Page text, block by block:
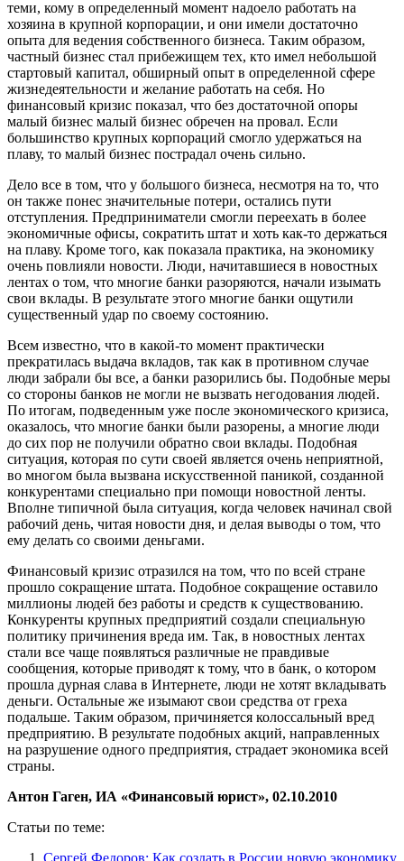
теми, кому в определенный момент надоело работать на
хозяина в крупной корпорации, и они имели достаточно
опыта для ведения собственного бизнеса. Таким образом,
частный бизнес стал прибежищем тех, кто имел небольшой
стартовый капитал, обширный опыт в определенной сфере
жизнедеятельности и желание работать на себя. Но
финансовый кризис показал, что без достаточной опоры
малый бизнес малый бизнес обречен на провал. Если
большинство крупных корпораций смогло удержаться на
плаву, то малый бизнес пострадал очень сильно.
Дело все в том, что у большого бизнеса, несмотря на то, что
он также понес значительные потери, остались пути
отступления. Предприниматели смогли переехать в более
экономичные офисы, сократить штат и хоть как-то держаться
на плаву. Кроме того, как показала практика, на экономику
очень повлияли новости. Люди, начитавшиеся в новостных
лентах о том, что многие банки разоряются, начали изымать
свои вклады. В результате этого многие банки ощутили
существенный удар по своему состоянию.
Всем известно, что в какой-то момент практически
прекратилась выдача вкладов, так как в противном случае
люди забрали бы все, а банки разорились бы. Подобные меры
со стороны банков не могли не вызвать негодования людей.
По итогам, подведенным уже после экономического кризиса,
оказалось, что многие банки были разорены, а многие люди
до сих пор не получили обратно свои вклады. Подобная
ситуация, которая по сути своей является очень неприятной,
во многом была вызвана искусственной паникой, созданной
конкурентами специально при помощи новостной ленты.
Вполне типичной была ситуация, когда человек начинал свой
рабочий день, читая новости дня, и делая выводы о том, что
ему делать со своими деньгами.
Финансовый кризис отразился на том, что по всей стране
прошло сокращение штата. Подобное сокращение оставило
миллионы людей без работы и средств к существованию.
Конкуренты крупных предприятий создали специальную
политику причинения вреда им. Так, в новостных лентах
стали все чаще появляться различные не правдивые
сообщения, которые приводят к тому, что в банк, о котором
прошла дурная слава в Интернете, люди не хотят вкладывать
деньги. Остальные же изымают свои средства от греха
подальше. Таким образом, причиняется колоссальный вред
предприятию. В результате подобных акций, направленных
на разрушение одного предприятия, страдает экономика всей
страны.
Антон Гаген, ИА «Финансовый юрист», 02.10.2010
Статьи по теме:
Сергей Федоров: Как создать в России новую экономику